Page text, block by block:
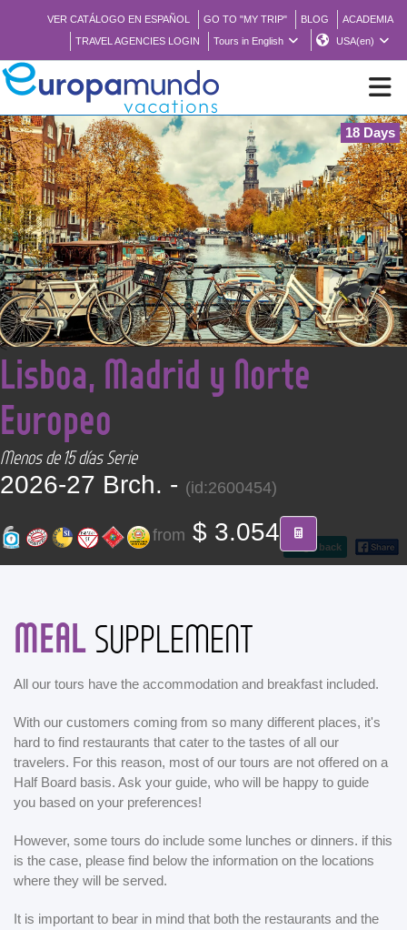
VER CATÁLOGO EN ESPAÑOL GO TO "MY TRIP" BLOG
ACADEMIA
TRAVEL AGENCIES LOGIN
Tours in English USA(en)
BROCHURE PDF
WHERE TO BUY
FEATURED
ABOUT US
18 Days
go back
<
Lisboa, Madrid y Norte
Europeo
Menos de 15 días Serie
2026-27 Brch. - (id:2600454)
from $ 3.054
MEALSUPPLEMENT
All our tours have the accommodation and breakfast included.
With our customers coming from so many different places, it's
hard to find restaurants that cater to the tastes of all our
travelers. For this reason, most of our tours are not offered on a
Half Board basis. Ask your guide, who will be happy to guide
you based on your preferences!
However, some tours do include some lunches or dinners. if this
is the case, please find below the information on the locations
where they will be served.
It is important to bear in mind that both the restaurants and the